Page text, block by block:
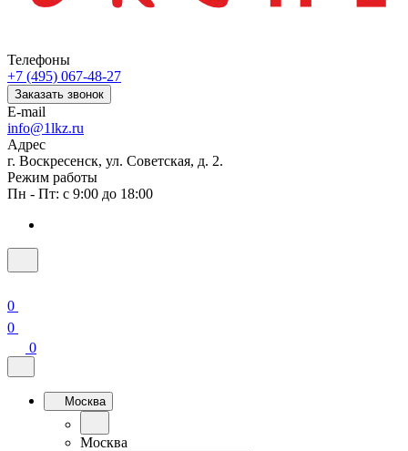
Телефоны
+7 (495) 067-48-27
Заказать звонок
E-mail
info@1lkz.ru
Адрес
г. Воскресенск, ул. Советская, д. 2.
Режим работы
Пн - Пт: с 9:00 до 18:00
0
0
0
Москва
Москва